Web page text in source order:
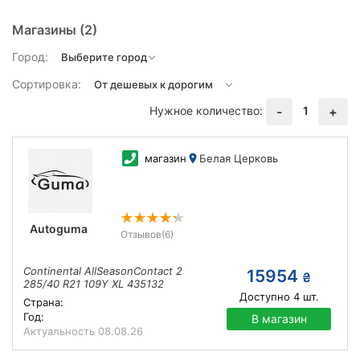
Магазины (2)
Город:
Сортировка:
Нужное количество:
- 1 +
Autoguma
магазин Белая Церковь
Отзывов(6)
Continental AllSeasonContact 2
285/40 R21 109Y XL 435132
Страна:
Год:
Актуальность 08.08.26
15954 ₴
Доступно 4шт.
В магазин